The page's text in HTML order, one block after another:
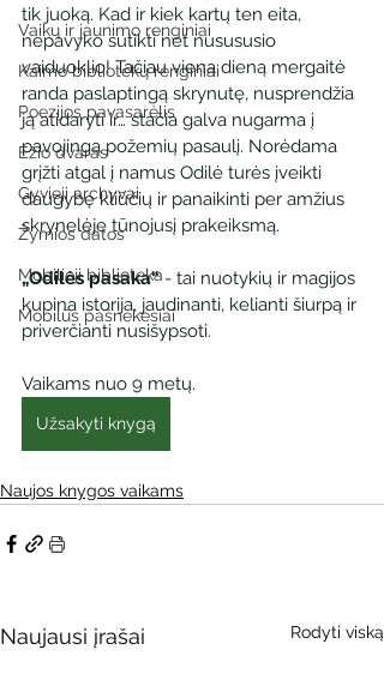
Vaikų ir jaunimo renginiai
Kaimo bibliotekų renginiai
Poezijos pavasarėlis
Ežio dvaras
Gyvieji archyvai
Žymios datos
Mobilioji biblioteka
Mobilūs pašnekesiai
tik juoką. Kad ir kiek kartų ten eita,
nepavyko sutikti net nusususio
vaiduoklio! Tačiau vieną dieną mergaitė
randa paslaptingą skrynutę, nusprendžia
ją atidaryti ir… stačia galva nugarma į
pavojingą požemių pasaulį. Norėdama
grįžti atgal į namus Odilė turės įveikti
daugybę kliūčių ir panaikinti per amžius
skrynelėje tūnojusį prakeiksmą.
„Odilės pasaka“ - tai nuotykių ir magijos
kupina istorija, jaudinanti, kelianti šiurpą ir
priverčianti nusišypsoti.
Vaikams nuo 9 metų.
Užsakyti knygą
Naujos knygos vaikams
Naujausi įrašai Rodyti viską